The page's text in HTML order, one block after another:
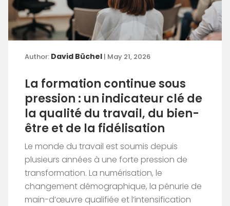
Author: David Büchel | May 21, 2026
La formation continue sous
pression : un indicateur clé de
la qualité du travail, du bien-
être et de la fidélisation
Le monde du travail est soumis depuis
plusieurs années à une forte pression de
transformation. La numérisation, le
changement démographique, la pénurie de
main-d’œuvre qualifiée et l’intensification